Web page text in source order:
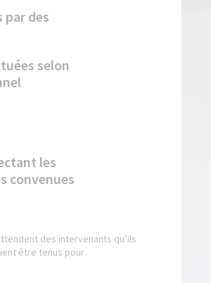
par des
selon
les
convenues
des intervenants qu’ils
être tenus pour